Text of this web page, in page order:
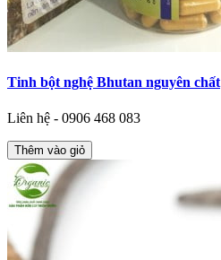
Tinh bột nghệ Bhutan nguyên chất
Liên hệ - 0906 468 083
Thêm vào giỏ